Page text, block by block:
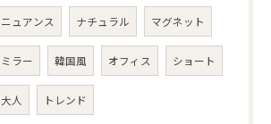
ニュアンス ナチュラル マグネット
ミラー 韓国風 オフィス ショート
大人 トレンド